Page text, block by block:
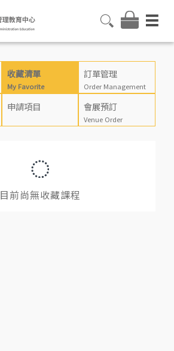
收藏清單
My Favorite
訂單管理
Order Management
申請項目 會展預訂
Venue Order
目前尚無收藏課程